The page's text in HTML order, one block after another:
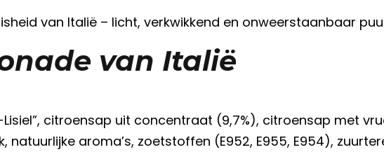
van Italië – licht, verkwikkend en onweerstaanbaar
van Italië
citroensap uit concentraat (9,7%), citroensap met
aroma’s, zoetstoffen (E952, E955, E954),